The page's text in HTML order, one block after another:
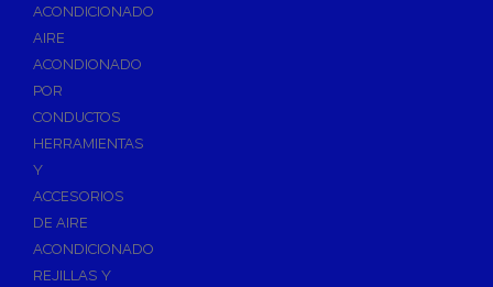
Seguridad en el Baño
Wellness
Calefacción y A.C.S
Accesorios de Calefacción
Vasos de Expansión
Termometros
Otros accesorios de calefacción
Accesorios de Radiadores
ACONDICIONADO
AIRE
ACONDIONADO
POR
CONDUCTOS
HERRAMIENTAS
Y
ACCESORIOS
DE AIRE
ACONDICIONADO
REJILLAS Y